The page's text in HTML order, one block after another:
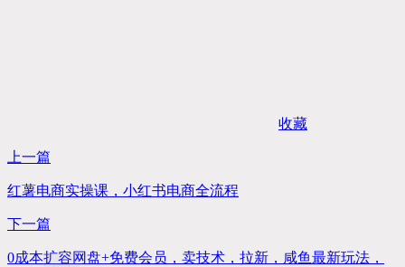
收藏
上一篇
红薯电商实操课，小红书电商全流程
下一篇
0成本扩容网盘+免费会员，卖技术，拉新，咸鱼最新玩法，